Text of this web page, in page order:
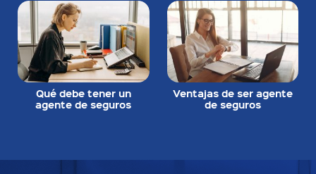
Qué debe tener un
agente de seguros
Ventajas de ser agente
de seguros